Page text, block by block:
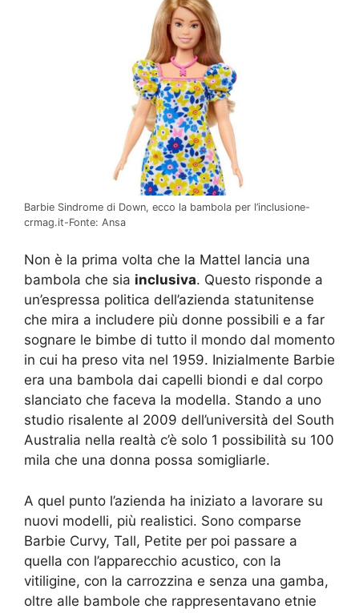
Barbie Sindrome di Down, ecco la bambola per l’inclusione-
crmag.it-Fonte: Ansa
Non è la prima volta che la Mattel lancia una
bambola che sia inclusiva. Questo risponde a
un’espressa politica dell’azienda statunitense
che mira a includere più donne possibili e a far
sognare le bimbe di tutto il mondo dal momento
in cui ha preso vita nel 1959. Inizialmente Barbie
era una bambola dai capelli biondi e dal corpo
slanciato che faceva la modella. Stando a uno
studio risalente al 2009 dell’università del South
Australia nella realtà c’è solo 1 possibilità su 100
mila che una donna possa somigliarle.
A quel punto l’azienda ha iniziato a lavorare su
nuovi modelli, più realistici. Sono comparse
Barbie Curvy, Tall, Petite per poi passare a
quella con l’apparecchio acustico, con la
vitiligine, con la carrozzina e senza una gamba,
oltre alle bambole che rappresentavano etnie